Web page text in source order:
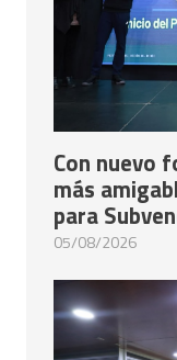
Con nuevo
más
para
05/08/2026